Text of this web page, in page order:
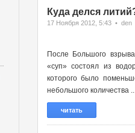
Куда делся
17 Ноября 2012, 5:43 • den
После Большого
«суп» состоял из
которого было
небольшого количества
читать